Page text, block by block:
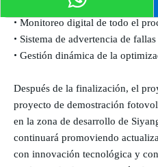
equipo profesional, el proyecto
• Monitoreo digital de todo el
• Sistema de advertencia de
• Gestión dinámica de la
Después de la finalización, el
proyecto de demostración
en la zona de desarrollo de
continuará promoviendo
con innovación tecnológica y